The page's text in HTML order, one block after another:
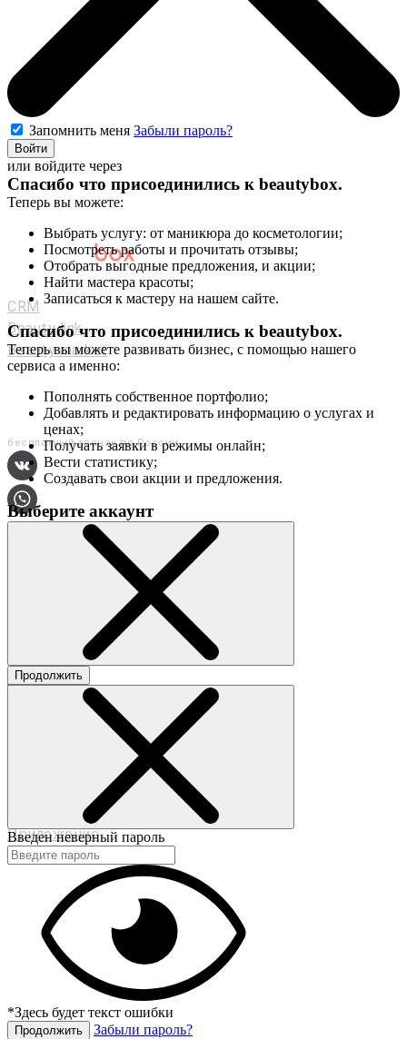
Мастерам и салонам
CRM
Beauty link
Beauty market
Приложение
Мы в соц. сетях
+7 (800) 551-80-29
бесплатный звонок по России
О сервисе
©2017-2020 beautybox.ru
Договор-оферта
Пользовательское соглашение
Политика конфиденциальности
Приложение
Запомнить меня Забыли пароль?
Войти
или войдите через
Спасибо что присоединились к beautybox.
Теперь вы можете:
Выбрать услугу: от маникюра до косметологии;
Посмотреть работы и прочитать отзывы;
Отобрать выгодные предложения, и акции;
Найти мастера красоты;
Записаться к мастеру на нашем сайте.
Спасибо что присоединились к beautybox.
Теперь вы можете развивать бизнес, с помощью нашего
сервиса а именно:
Пополнять собственное портфолио;
Добавлять и редактировать информацию о услугах и
ценах;
Получать заявки в режимы онлайн;
Вести статистику;
Создавать свои акции и предложения.
Выберите аккаунт
Продолжить
Введен неверный пароль
*Здесь будет текст ошибки
Продолжить Забыли пароль?